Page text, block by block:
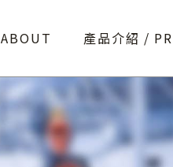
ABOUT 產品介紹